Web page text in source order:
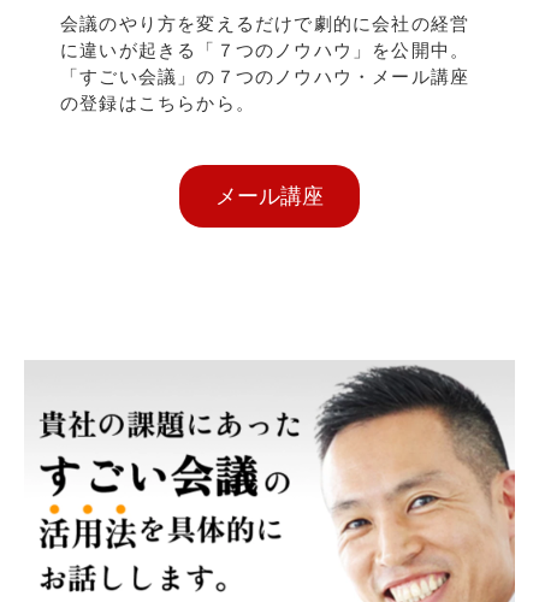
会議のやり方を変えるだけで劇的に会社の経営
に違いが起きる「７つのノウハウ」を公開中。
「すごい会議」の７つのノウハウ・メール講座
の登録はこちらから。
メール講座